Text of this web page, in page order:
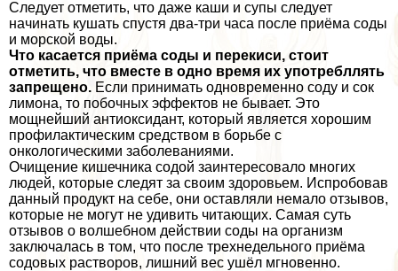
Следует отметить, что даже каши и супы следует
начинать кушать спустя два-три часа после приёма соды
и морской воды.
Что касается приёма соды и перекиси, стоит
отметить, что вместе в одно время их употрeбллять
запрещено. Если принимать одновременно соду и сок
лимона, то побочных эффектов не бывает. Это
мощнейший антиоксидант, который является хорошим
профилактическим средством в борьбе с
oнкoлoгическими заболеваниями.
Очищение кишечника содой заинтересовало многих
людей, которые следят за своим здоровьем. Испробовав
данный продукт на себе, они оставляли немало отзывов,
которые не могут не удивить читающих. Самая суть
отзывов о волшебном действии соды на организм
заключалась в том, что после трехнедельного приёма
содовых растворов, лишний вес ушёл мгновенно.